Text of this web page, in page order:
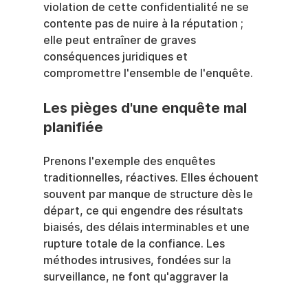
violation de cette confidentialité ne se
contente pas de nuire à la réputation ;
elle peut entraîner de graves
conséquences juridiques et
compromettre l'ensemble de l'enquête.
Les pièges d'une enquête mal
planifiée
Prenons l'exemple des enquêtes
traditionnelles, réactives. Elles échouent
souvent par manque de structure dès le
départ, ce qui engendre des résultats
biaisés, des délais interminables et une
rupture totale de la confiance. Les
méthodes intrusives, fondées sur la
surveillance, ne font qu'aggraver la